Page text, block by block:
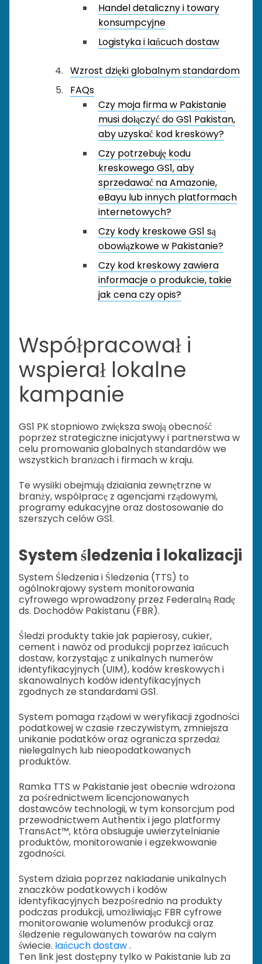
Handel detaliczny i towary
konsumpcyjne
Logistyka i łańcuch dostaw
Wzrost dzięki globalnym standardom
FAQs
Czy moja firma w Pakistanie
musi dołączyć do GS1 Pakistan,
aby uzyskać kod kreskowy?
Czy potrzebuję kodu
kreskowego GS1, aby
sprzedawać na Amazonie,
eBayu lub innych platformach
internetowych?
Czy kody kreskowe GS1 są
obowiązkowe w Pakistanie?
Czy kod kreskowy zawiera
informacje o produkcie, takie
jak cena czy opis?
Współpracował i
wspierał lokalne
kampanie
GS1 PK stopniowo zwiększa swoją obecność
poprzez strategiczne inicjatywy i partnerstwa w
celu promowania globalnych standardów we
wszystkich branżach i firmach w kraju.
Te wysiłki obejmują działania zewnętrzne w
branży, współpracę z agencjami rządowymi,
programy edukacyjne oraz dostosowanie do
szerszych celów GS1.
System śledzenia i lokalizacji
System Śledzenia i Śledzenia (TTS) to
ogólnokrajowy system monitorowania
cyfrowego wprowadzony przez Federalną Radę
ds. Dochodów Pakistanu (FBR).
Śledzi produkty takie jak papierosy, cukier,
cement i nawóz od produkcji poprzez łańcuch
dostaw, korzystając z unikalnych numerów
identyfikacyjnych (UIM), kodów kreskowych i
skanowalnych kodów identyfikacyjnych
zgodnych ze standardami GS1.
System pomaga rządowi w weryfikacji zgodności
podatkowej w czasie rzeczywistym, zmniejsza
unikanie podatków oraz ogranicza sprzedaż
nielegalnych lub nieopodatkowanych
produktów.
Ramka TTS w Pakistanie jest obecnie wdrożona
za pośrednictwem licencjonowanych
dostawców technologii, w tym konsorcjum pod
przewodnictwem Authentix i jego platformy
TransAct™, która obsługuje uwierzytelnianie
produktów, monitorowanie i egzekwowanie
zgodności.
System działa poprzez nakładanie unikalnych
znaczków podatkowych i kodów
identyfikacyjnych bezpośrednio na produkty
podczas produkcji, umożliwiając FBR cyfrowe
monitorowanie wolumenów produkcji oraz
śledzenie regulowanych towarów na całym
świecie. łańcuch dostaw.
Ten link jest dostępny tylko w Pakistanie lub za